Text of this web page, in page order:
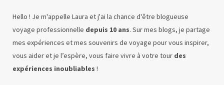
Hello ! Je m'appelle Laura et j'ai la chance d'être blogueuse
voyage professionnelle depuis 10 ans. Sur mes blogs, je partage
mes expériences et mes souvenirs de voyage pour vous inspirer,
vous aider et je l’espère, vous faire vivre à votre tour des
expériences inoubliables !